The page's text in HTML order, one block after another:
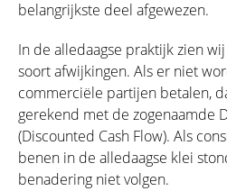
belangrijkste deel afgewezen.
In de alledaagse praktijk zien
soort afwijkingen. Als er niet
commerciële partijen betalen,
gerekend met de zogenaamde
(Discounted Cash Flow). Als
benen in de alledaagse klei
benadering niet volgen.